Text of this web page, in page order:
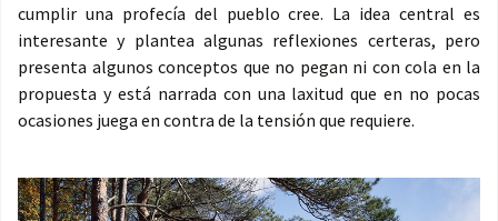
cumplir una profecía del pueblo cree. La idea central es
interesante y plantea algunas reflexiones certeras, pero
presenta algunos conceptos que no pegan ni con cola en la
propuesta y está narrada con una laxitud que en no pocas
ocasiones juega en contra de la tensión que requiere.